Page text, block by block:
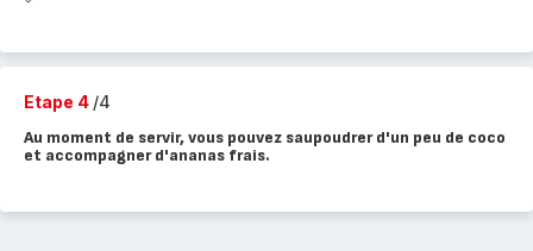
Etape 4 /4
Au moment de servir, vous pouvez saupoudrer d'un peu de coco
et accompagner d'ananas frais.